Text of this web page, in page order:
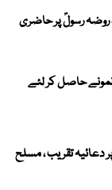
روضہ رسولؐ پر حاضری
حاصل کر لئے
، مزار پر دعائیہ تقریب ، مسلح